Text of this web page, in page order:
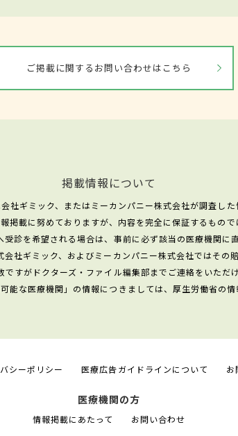
ご掲載に関するお問い合わせはこちら
掲載情報について
社ギミック、またはミーカンパニー株式会社が調査した
掲載に努めておりますが、内容を完全に保証するもので
診を希望される場合は、事前に必ず該当の医療機関に
社ギミック、およびミーカンパニー株式会社ではその
すがドクターズ・ファイル編集部までご連絡をいただ
能な医療機関」の情報につきましては、厚生労働省の情
シーポリシー 医療広告ガイドラインについて お
医療機関の方
情報掲載にあたって お問い合わせ